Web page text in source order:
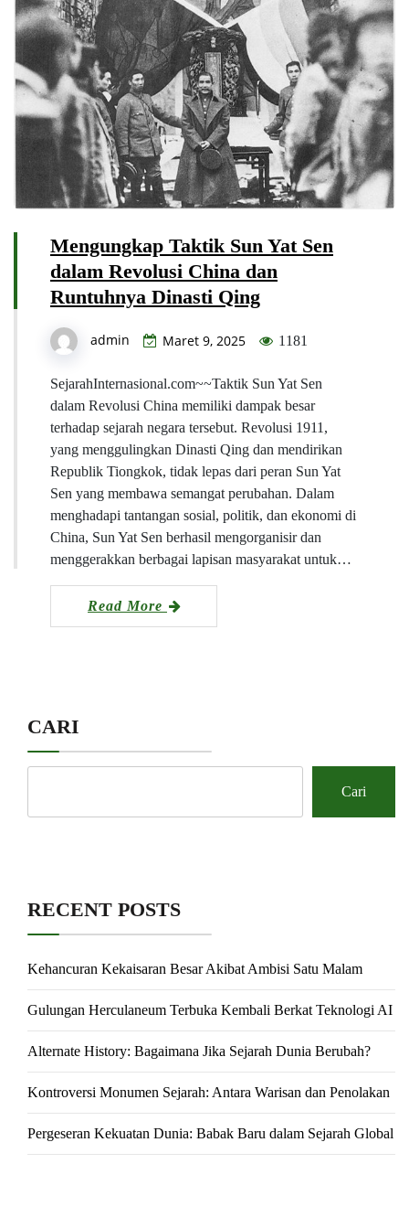
Mengungkap Taktik Sun Yat Sen
dalam Revolusi China dan
Runtuhnya Dinasti Qing
admin Maret 9, 2025 1181
SejarahInternasional.com~~Taktik Sun Yat Sen
dalam Revolusi China memiliki dampak besar
terhadap sejarah negara tersebut. Revolusi 1911,
yang menggulingkan Dinasti Qing dan mendirikan
Republik Tiongkok, tidak lepas dari peran Sun Yat
Sen yang membawa semangat perubahan. Dalam
menghadapi tantangan sosial, politik, dan ekonomi di
China, Sun Yat Sen berhasil mengorganisir dan
menggerakkan berbagai lapisan masyarakat untuk…
Read More
CARI
Cari
RECENT POSTS
Kehancuran Kekaisaran Besar Akibat Ambisi Satu Malam
Gulungan Herculaneum Terbuka Kembali Berkat Teknologi AI
Alternate History: Bagaimana Jika Sejarah Dunia Berubah?
Kontroversi Monumen Sejarah: Antara Warisan dan Penolakan
Pergeseran Kekuatan Dunia: Babak Baru dalam Sejarah Global